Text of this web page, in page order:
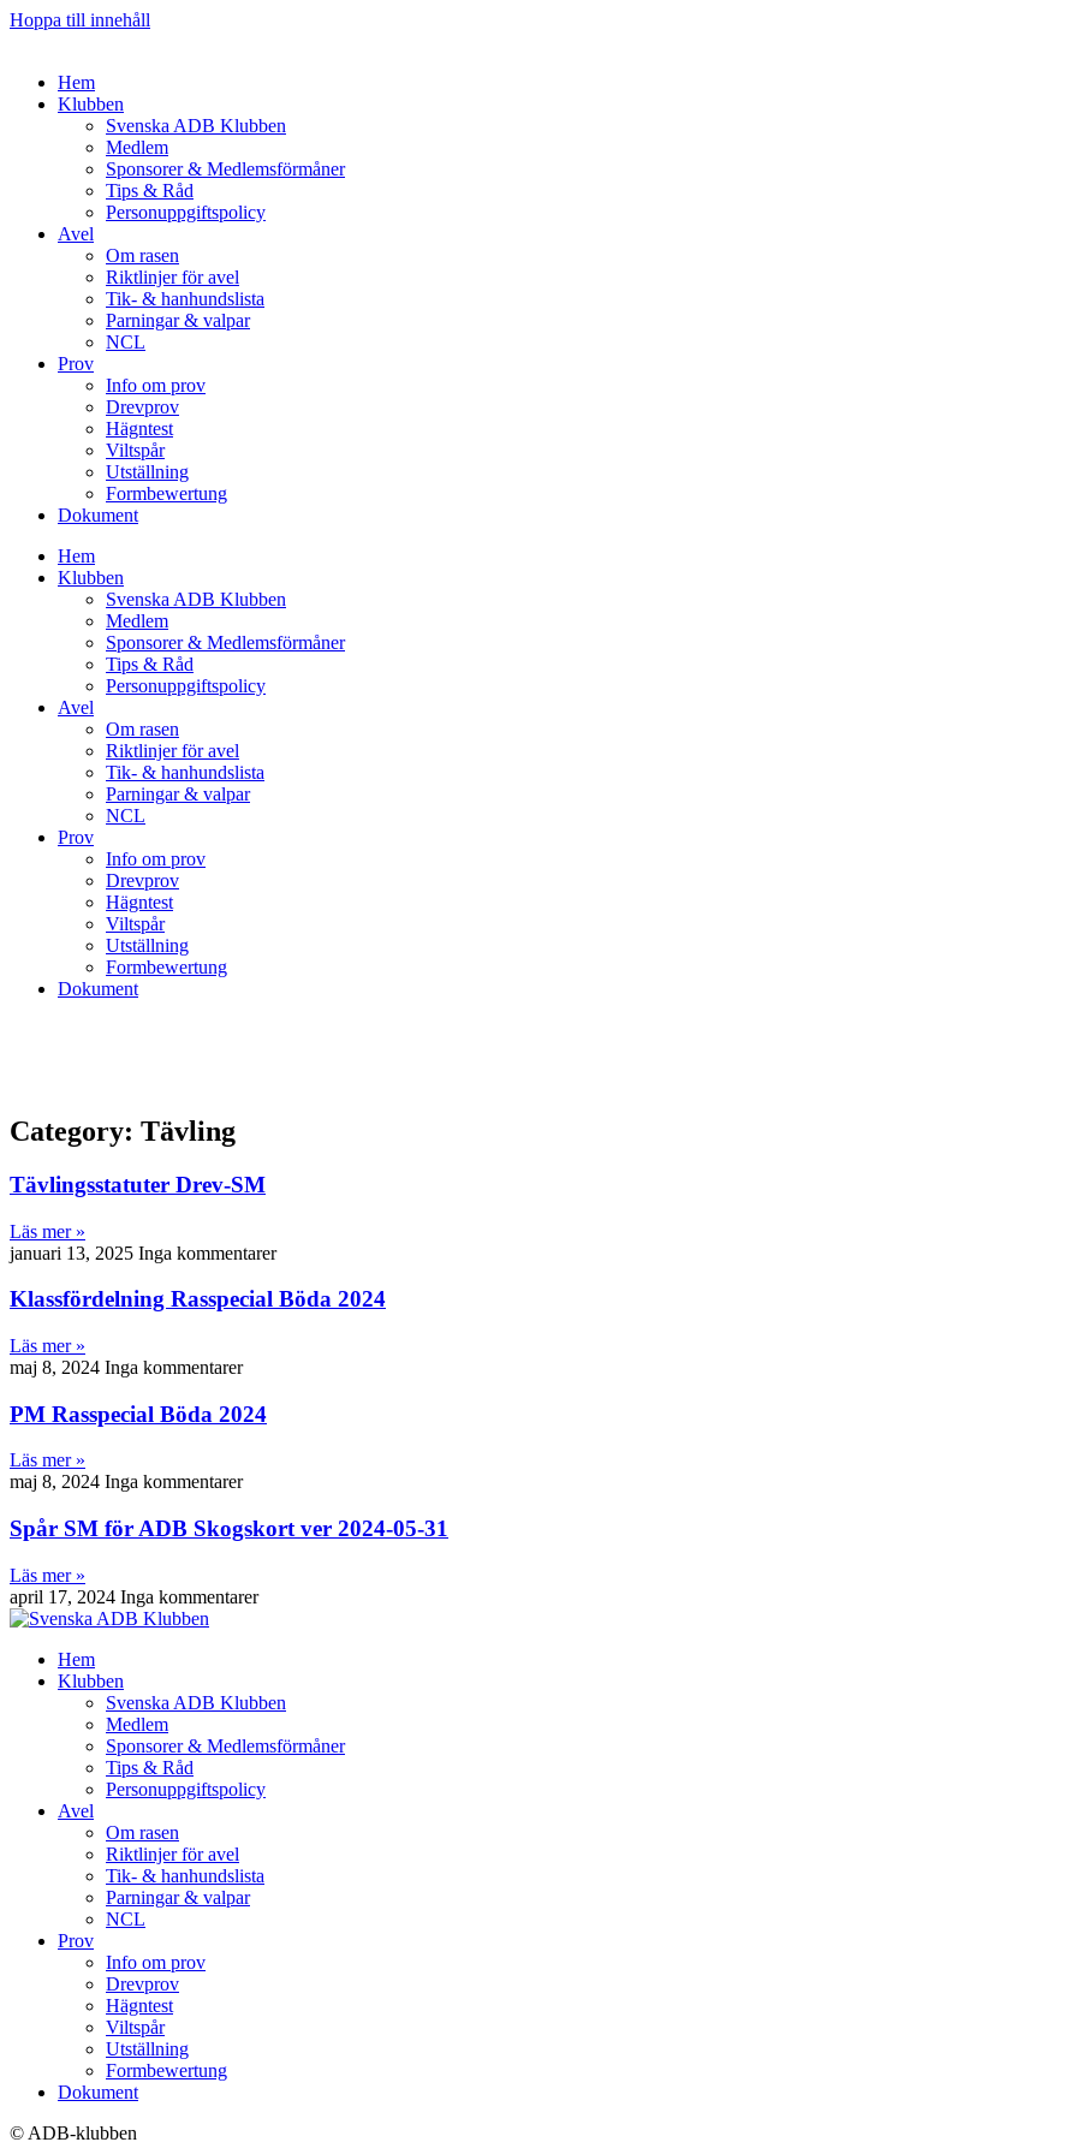
Hoppa till innehåll
Hem
Klubben
Svenska ADB Klubben
Medlem
Sponsorer & Medlemsförmåner
Tips & Råd
Personuppgiftspolicy
Avel
Om rasen
Riktlinjer för avel
Tik- & hanhundslista
Parningar & valpar
NCL
Prov
Info om prov
Drevprov
Hägntest
Viltspår
Utställning
Formbewertung
Dokument
Hem
Klubben
Svenska ADB Klubben
Medlem
Sponsorer & Medlemsförmåner
Tips & Råd
Personuppgiftspolicy
Avel
Om rasen
Riktlinjer för avel
Tik- & hanhundslista
Parningar & valpar
NCL
Prov
Info om prov
Drevprov
Hägntest
Viltspår
Utställning
Formbewertung
Dokument
Category: Tävling
Tävlingsstatuter Drev-SM
Läs mer »
januari 13, 2025 Inga kommentarer
Klassfördelning Rasspecial Böda 2024
Läs mer »
maj 8, 2024 Inga kommentarer
PM Rasspecial Böda 2024
Läs mer »
maj 8, 2024 Inga kommentarer
Spår SM för ADB Skogskort ver 2024-05-31
Läs mer »
april 17, 2024 Inga kommentarer
Hem
Klubben
Svenska ADB Klubben
Medlem
Sponsorer & Medlemsförmåner
Tips & Råd
Personuppgiftspolicy
Avel
Om rasen
Riktlinjer för avel
Tik- & hanhundslista
Parningar & valpar
NCL
Prov
Info om prov
Drevprov
Hägntest
Viltspår
Utställning
Formbewertung
Dokument
© ADB-klubben